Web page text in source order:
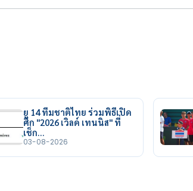
ยู 14 ทีมชาติไทย ร่วมพิธีเปิด
ศึก "2026 เวิลด์ เทนนิส" ที่
เช็ก…
03-08-2026